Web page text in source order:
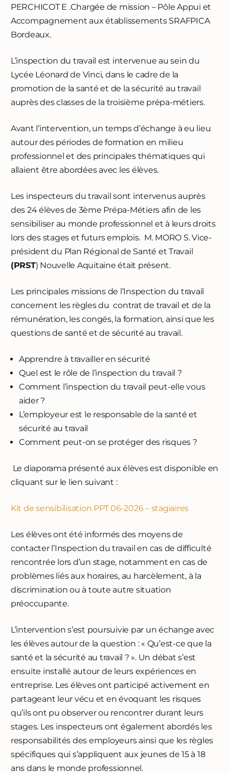
PERCHICOT E .Chargée de mission – Pôle Appui et
Accompagnement aux établissements SRAFPICA
Bordeaux.
L’inspection du travail est intervenue au sein du
Lycée Léonard de Vinci, dans le cadre de la
promotion de la santé et de la sécurité au travail
auprès des classes de la troisième prépa-métiers.
Avant l’intervention, un temps d’échange à eu lieu
autour des périodes de formation en milieu
professionnel et des principales thématiques qui
allaient être abordées avec les élèves.
Les inspecteurs du travail sont intervenus auprès
des 24 élèves de 3ème Prépa-Métiers afin de les
sensibiliser au monde professionnel et à leurs droits
lors des stages et futurs emplois. M. MORO S. Vice-
président du Plan Régional de Santé et Travail
(PRST) Nouvelle Aquitaine était présent.
Les principales missions de l’Inspection du travail
concernent les règles du contrat de travail et de la
rémunération, les congés, la formation, ainsi que les
questions de santé et de sécurité au travail.
Apprendre à travailler en sécurité
Quel est le rôle de l’inspection du travail ?
Comment l’inspection du travail peut-elle vous
aider ?
L’employeur est le responsable de la santé et
sécurité au travail
Comment peut-on se protéger des risques ?
Le diaporama présenté aux élèves est disponible en
cliquant sur le lien suivant :
Kit de sensibilisation PPT 06-2026 – stagiaires
Les élèves ont été informés des moyens de
contacter l’Inspection du travail en cas de difficulté
rencontrée lors d’un stage, notamment en cas de
problèmes liés aux horaires, au harcèlement, à la
discrimination ou à toute autre situation
préoccupante.
L’intervention s’est poursuivie par un échange avec
les élèves autour de la question : « Qu’est-ce que la
santé et la sécurité au travail ? ». Un débat s’est
ensuite installé autour de leurs expériences en
entreprise. Les élèves ont participé activement en
partageant leur vécu et en évoquant les risques
qu’ils ont pu observer ou rencontrer durant leurs
stages. Les inspecteurs ont également abordés les
responsabilités des employeurs ainsi que les règles
spécifiques qui s’appliquent aux jeunes de 15 à 18
ans dans le monde professionnel.